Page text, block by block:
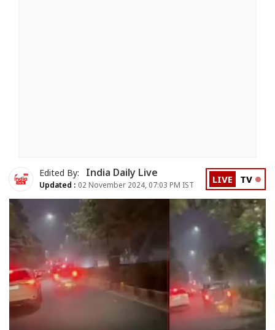
Edited By: India Daily Live
Updated : 02 November 2024, 07:03 PM IST LIVE TV